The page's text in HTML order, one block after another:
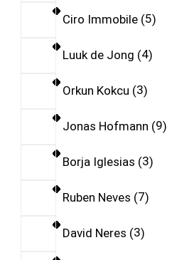
Ciro Immobile 5
Luuk de Jong 4
Orkun Kokcu 3
Jonas Hofmann 9
Borja Iglesias 3
Ruben Neves 7
David Neres 3